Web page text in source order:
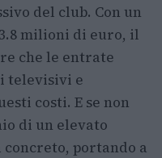
del club. Con un
milioni di euro, il
che le entrate
televisivi e
costi. E se non
di un elevato
portando a